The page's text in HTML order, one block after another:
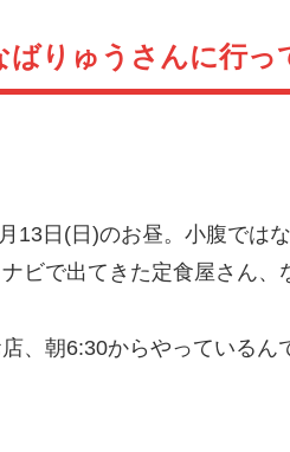
ばりゅうさんに行っ
13日(日)のお昼。小腹では
ビで出てきた定食屋さん、
、朝6:30からやっているん